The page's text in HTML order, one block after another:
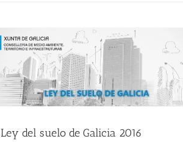
Ley del suelo de Galicia 2016